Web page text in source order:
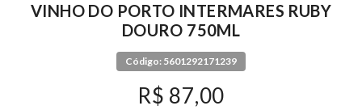
VINHO DO PORTO INTERMARES RUBY
DOURO 750ML
Código: 5601292171239
R$ 87,00